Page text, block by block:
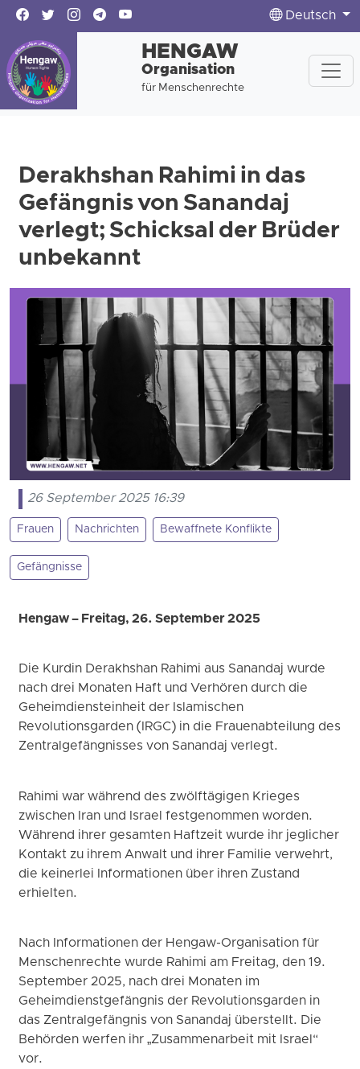
Deutsch
HENGAW
Organisation
für Menschenrechte
Derakhshan Rahimi in das
Gefängnis von Sanandaj
verlegt; Schicksal der Brüder
unbekannt
26 September 2025 16:39
Frauen Nachrichten Bewaffnete Konflikte
Gefängnisse
Hengaw – Freitag, 26. September 2025
Die Kurdin Derakhshan Rahimi aus Sanandaj wurde
nach drei Monaten Haft und Verhören durch die
Geheimdiensteinheit der Islamischen
Revolutionsgarden (IRGC) in die Frauenabteilung des
Zentralgefängnisses von Sanandaj verlegt.
Rahimi war während des zwölftägigen Krieges
zwischen Iran und Israel festgenommen worden.
Während ihrer gesamten Haftzeit wurde ihr jeglicher
Kontakt zu ihrem Anwalt und ihrer Familie verwehrt,
die keinerlei Informationen über ihren Zustand
erhielten.
Nach Informationen der Hengaw-Organisation für
Menschenrechte wurde Rahimi am Freitag, den 19.
September 2025, nach drei Monaten im
Geheimdienstgefängnis der Revolutionsgarden in
das Zentralgefängnis von Sanandaj überstellt. Die
Behörden werfen ihr „Zusammenarbeit mit Israel“
vor.